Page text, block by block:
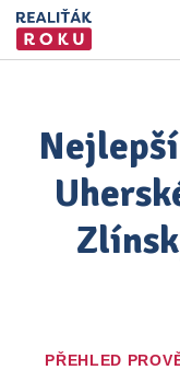
PŘEHLED